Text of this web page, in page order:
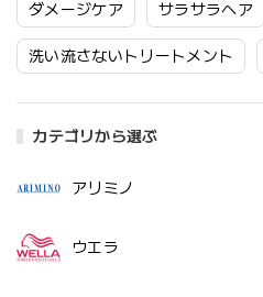
ダメージケア サラサラヘア
洗い流さないトリートメント
カテゴリから選ぶ
アリミノ
ウエラ